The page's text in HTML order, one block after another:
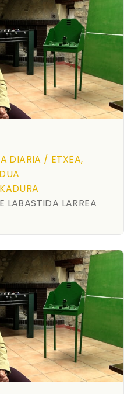
DIARIA / ETXEA,
LABASTIDA LARREA